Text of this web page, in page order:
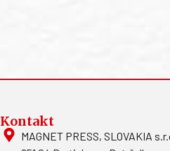
Kontakt
MAGNET PRESS, SLOVAKIA